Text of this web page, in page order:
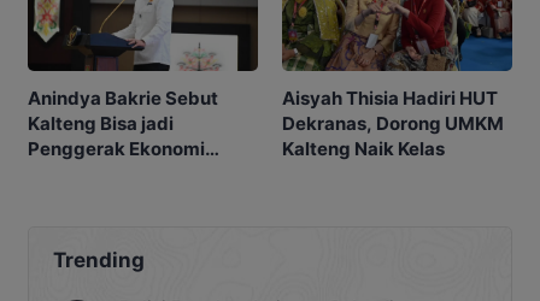
Anindya Bakrie Sebut
Kalteng Bisa jadi
Penggerak Ekonomi
Aisyah Thisia Hadiri HUT
Dekranas, Dorong UMKM
Kalteng Naik Kelas
Trending